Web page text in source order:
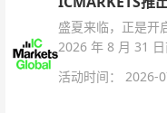
盛夏来临，正是开
2026 年 8 月 31
活动时间： 2026-